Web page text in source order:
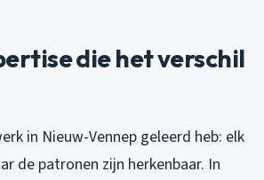
die het verschil
in Nieuw-Vennep geleerd heb: elk
de patronen zijn herkenbaar. In